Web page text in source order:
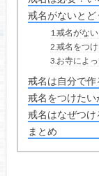
戒名がないとど
1.戒名がな
2.戒名をつ
3.お寺によ
戒名は自分で作
戒名をつけた
戒名はなぜつけ
まとめ